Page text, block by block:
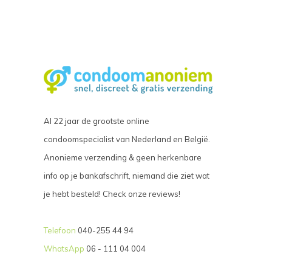
Al 22 jaar de grootste online
condoomspecialist van Nederland en België.
Anonieme verzending & geen herkenbare
info op je bankafschrift, niemand die ziet wat
je hebt besteld! Check onze reviews!
Telefoon 040-255 44 94
WhatsApp 06 - 111 04 004